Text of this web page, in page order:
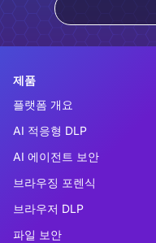
제품
플랫폼 개요
AI 적응형 DLP
AI 에이전트 보안
브라우징 포렌식
브라우저 DLP
파일 보안